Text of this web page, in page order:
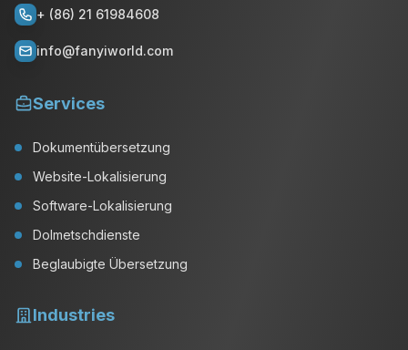
+ (86) 21 61984608
info@fanyiworld.com
Services
Dokumentübersetzung
Website-Lokalisierung
Software-Lokalisierung
Dolmetschdienste
Beglaubigte Übersetzung
Industries